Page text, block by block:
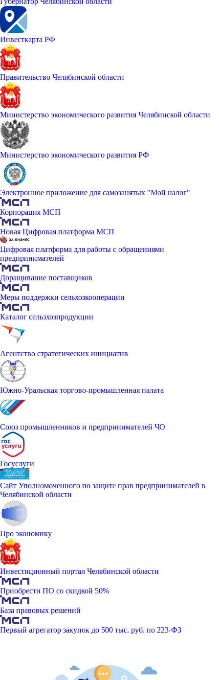
Инвесткарта РФ
Правительство Челябинской области
Министерство экономического развития Челябинской области
Министерство экономического развития РФ
Электронное приложение для самозанятых "Мой налог"
Корпорация МСП
Новая Цифровая платформа МСП
Цифровая платформа для работы с обращениями
предпринимателей
Доращивание поставщиков
Меры поддержки сельхозкооперации
Каталог сельзхозпродукции
Агентство стратегических инициатив
Южно-Уральская торгово-промышленная палата
Союз промышленников и предпринимателей ЧО
Госуслуги
Сайт Уполномоченного по защите прав предпринимателей в
Челябинской области
Про экономику
Инвестиционный портал Челябинской области
Приобрести ПО со скидкой 50%
База правовых решений
Первый агрегатор закупок до 500 тыс. руб. по 223-ФЗ